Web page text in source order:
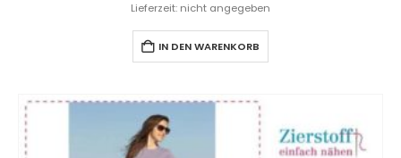
Lieferzeit: nicht angegeben
IN DEN WARENKORB